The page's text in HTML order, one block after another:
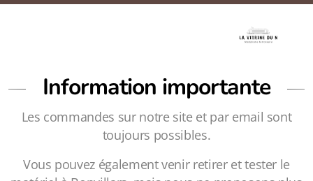
Information importante
Les commandes sur notre site et par email sont
toujours possibles.
Vous pouvez également venir retirer et tester le